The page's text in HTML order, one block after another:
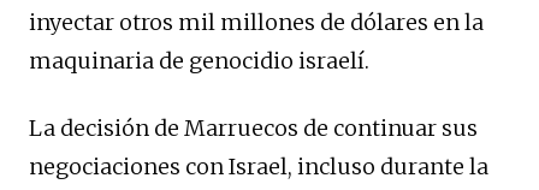
inyectar otros mil millones de dólares en la
maquinaria de genocidio israelí.
La decisión de Marruecos de continuar sus
negociaciones con Israel, incluso durante la